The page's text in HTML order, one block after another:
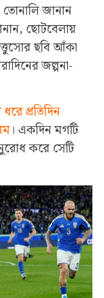
তোনালি জানান
ছোটবেলায়
ছবি আঁকা
জল্পনা-
প্রতিদিন
। একদিন মগটি
করে সেটি